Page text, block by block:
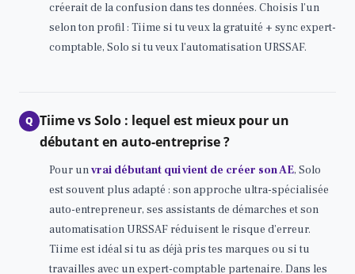
créerait de la confusion dans tes données. Choisis l’un
selon ton profil : Tiime si tu veux la gratuité + sync expert-
comptable, Solo si tu veux l’automatisation URSSAF.
Q Tiime vs Solo : lequel est mieux pour un
débutant en auto-entreprise ?
Pour unvrai débutant qui vient de créer son AE, Solo
est souvent plus adapté : son approche ultra-spécialisée
auto-entrepreneur, ses assistants de démarches et son
automatisation URSSAF réduisent le risque d’erreur.
Tiime est idéal si tu as déjà pris tes marques ou si tu
travailles avec un expert-comptable partenaire. Dans les